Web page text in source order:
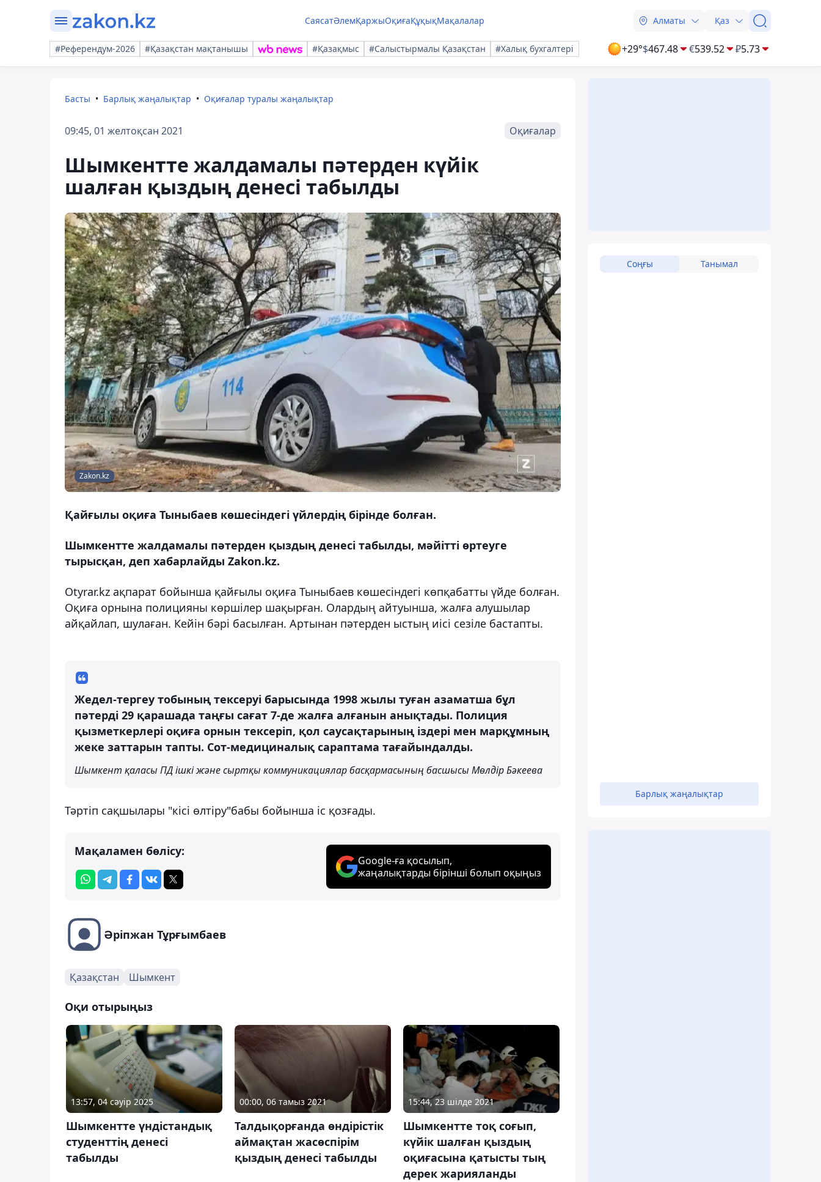
СаясатӘлемҚаржыОқиғаҚұқықМақалалар Алматы Қаз
#Референдум-2026 #Қазақстан мақтанышы #Қазақмыс #Салыстырмалы Қазақстан #Халық бухгалтері +29°$467.48 €539.52 ₽5.73
Басты Барлық жаңалықтар Оқиғалар туралы жаңалықтар
09:45, 01 желтоқсан 2021 Оқиғалар
Шымкентте жалдамалы пәтерден күйік
шалған қыздың денесі табылды
Zakon.kz
Қайғылы оқиға Тыныбаев көшесіндегі үйлердің бірінде болған.
Шымкентте жалдамалы пәтерден қыздың денесі табылды, мәйітті өртеуге
тырысқан, деп хабарлайды Zakon.kz.
Otyrar.kz ақпарат бойынша қайғылы оқиға Тыныбаев көшесіндегі көпқабатты үйде болған.
Оқиға орнына полицияны көршілер шақырған. Олардың айтуынша, жалға алушылар
айқайлап, шулаған. Кейін бәрі басылған. Артынан пәтерден ыстың иісі сезіле бастапты.
Жедел-тергеу тобының тексеруі барысында 1998 жылы туған азаматша бұл
пәтерді 29 қарашада таңғы сағат 7-де жалға алғанын анықтады. Полиция
қызметкерлері оқиға орнын тексеріп, қол саусақтарының іздері мен марқұмның
жеке заттарын тапты. Сот-медициналық сараптама тағайындалды.
Шымкент қаласы ПД ішкі және сыртқы коммуникациялар басқармасының басшысы Мөлдір Бәкеева
Тәртіп сақшылары "кісі өлтіру"бабы бойынша іс қозғады.
Мақаламен бөлісу:
Google-ға қосылып,
жаңалықтарды бірінші болып оқыңыз
Әріпжан Тұрғымбаев
Қазақстан Шымкент
Оқи отырыңыз
13:57, 04 сәуір 2025
Шымкентте үндістандық
студенттің денесі
табылды
00:00, 06 тамыз 2021
Талдықорғанда өндірістік
аймақтан жасөспірім
қыздың денесі табылды
15:44, 23 шілде 2021
Шымкентте тоқ соғып,
күйік шалған қыздың
оқиғасына қатысты тың
дерек жарияланды
Соңғы Танымал
Барлық жаңалықтар